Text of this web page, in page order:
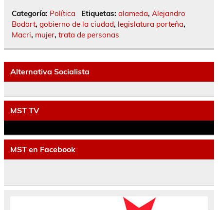
Categoría: Política Etiquetas: alameda, Alejandro
Bodart, gobierno de la ciudad, legislatura porteña,
Macri, mujer, trata de personas
Alternativa Socialista
MST TV
MST en Facebook